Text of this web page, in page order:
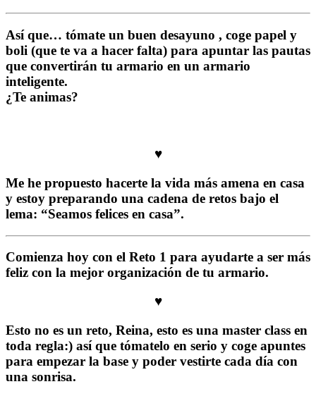
Así que… tómate un buen desayuno , coge papel y
boli (que te va a hacer falta) para apuntar las pautas
que convertirán tu armario en un armario
inteligente.
¿Te animas?
♥
Me he propuesto hacerte la vida más amena en casa
y estoy preparando una cadena de retos bajo el
lema: “Seamos felices en casa”.
Comienza hoy con el Reto 1 para ayudarte a ser más
feliz con la mejor organización de tu armario.
♥
Esto no es un reto, Reina, esto es una master class en
toda regla:) así que tómatelo en serio y coge apuntes
para empezar la base y poder vestirte cada día con
una sonrisa.